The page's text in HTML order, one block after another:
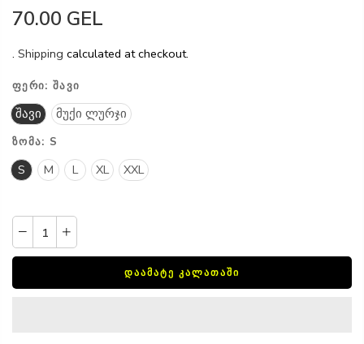
70.00 GEL
. Shipping calculated at checkout.
ᲤᲔᲠᲘ: ᲨᲐᲕᲘ
შავი მუქი ლურჯი
ᲖᲝᲛᲐ: S
S M L XL XXL
ᲓᲐᲐᲛᲐᲢᲔ ᲙᲐᲚᲐᲗᲐᲨᲘ